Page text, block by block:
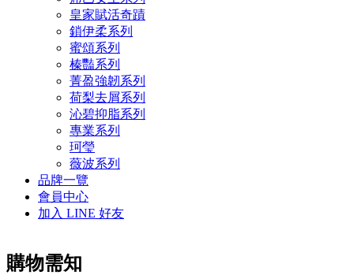
皇家賦活奇蹟
鎖伊柔系列
蜜頌系列
榛豔系列
菁盈強韌系列
荷梨去屑系列
沁碧抑脂系列
專業系列
珂瑩
薇波系列
品牌一覽
會員中心
加入 LINE 好友
購物需知